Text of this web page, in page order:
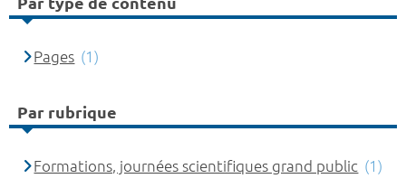
Pages (1)
Par rubrique
Formations, journées scientifiques grand public (1)